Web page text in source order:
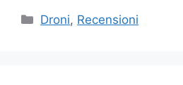
Categorie
Droni, Recensioni